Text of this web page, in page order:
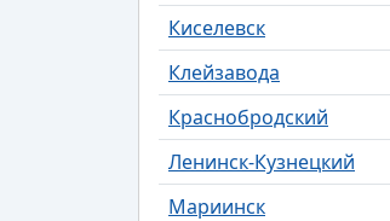
Киселевск
Клейзавода
Краснобродский
Ленинск-Кузнецкий
Мариинск